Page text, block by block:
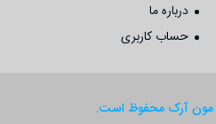
درباره ما
حساب کاربری
مون آرک محفوظ است.